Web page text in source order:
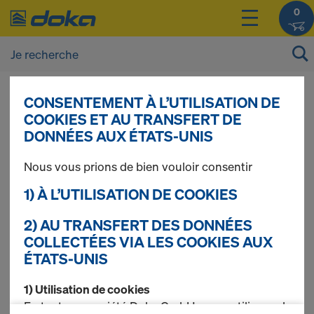
0
Vous pouvez afficher les prix de vos produits
après vous être connecté(e)ouinscrit(e)
Panneaux de
remplacement Xlife
9 produits trouvés
CONSENTEMENT À L’UTILISATION DE
COOKIES ET AU TRANSFERT DE
DONNÉES AUX ÉTATS-UNIS
Nous vous prions de bien vouloir consentir
1) À L’UTILISATION DE COOKIES
2) AU TRANSFERT DES DONNÉES
COLLECTÉES VIA LES COOKIES AUX
ÉTATS-UNIS
1) Utilisation de cookies
En tant que société Doka GmbH, nous utilisons des